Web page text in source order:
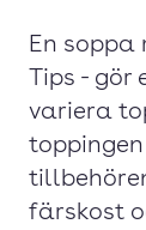
En soppa
Tips - gör
variera
färskost